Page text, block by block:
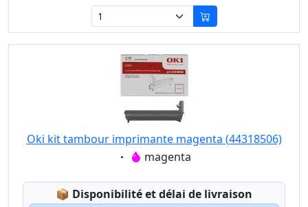
Oki kit tambour imprimante magenta (44318506)
Eigenschaft:
magenta
📦 Lagerstatus:
Disponibilité et délai de livraison